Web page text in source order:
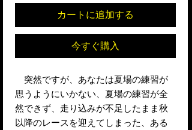
格
ル
価
格
カートに追加する
今すぐ購入
突然ですが、あなたは夏場の練習が
思うようにいかない、夏場の練習が全
然できず、走り込みが不足したまま秋
以降のレースを迎えてしまった、ある